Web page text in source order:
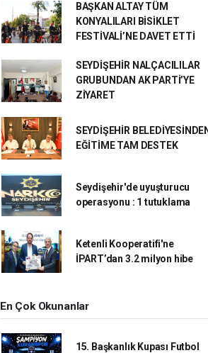
BAŞKAN ALTAY TÜM
KONYALILARI BİSİKLET
FESTİVALİ’NE DAVET ETTİ
SEYDİŞEHİR NALÇACILILAR
GRUBUNDAN AK PARTİ’YE
ZİYARET
SEYDİŞEHİR BELEDİYESİNDEN
EĞİTİME TAM DESTEK
Seydişehir'de uyuşturucu
operasyonu : 1 tutuklama
Ketenli Kooperatifi'ne
İPART’dan 3.2 milyon hibe
En Çok Okunanlar
15. Başkanlık Kupası Futbol